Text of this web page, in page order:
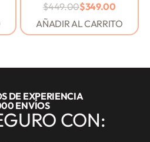
$449.00$349.00
AÑADIR AL CARRITO
DE EXPERIENCIA
ENVÍOS
CON: